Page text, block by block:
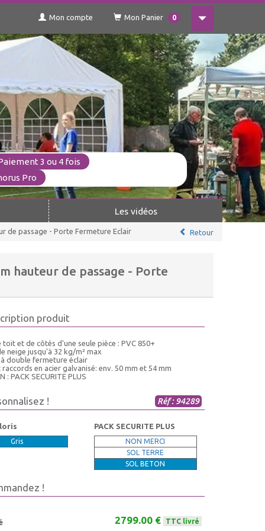
Mon compte Mon Panier 0
3 ou 4 fois
Pro
Les vidéos
de passage - Porte Fermeture Eclair Retour
hauteur de passage - Porte
produit
toit et de côtés d'une seule pièce : PVC 850+
neige jusqu'à 32 kg/m² max
double fermeture éclair
en acier galvanisé: env. 50 mm et 54 mm
: PACK SECURITE PLUS
! Réf : 94289
Gris
PACK SECURITE PLUS
NON MERCI
SOL TERRE
SOL BETON
!
2799.00 € TTC livré